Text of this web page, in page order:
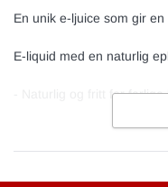
En unik e-ljuice som gir en
E-liquid med en naturlig
- Naturlig og fritt for